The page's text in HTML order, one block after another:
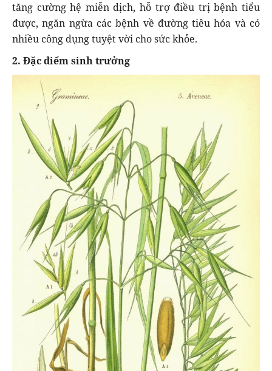
tăng cường hệ miễn dịch, hỗ trợ điều trị bệnh tiểu
được, ngăn ngừa các bệnh về đường tiêu hóa và có
nhiều công dụng tuyệt vời cho sức khỏe.
2. Đặc điểm sinh trưởng